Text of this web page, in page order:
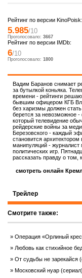
Рейтинг по версии KinoPoisk:
5.985/10
Проголосовало: 3667
Рейтинг по версии IMDb:
6/10
Проголосовало: 1800
Вадим Баранов снимает
за бутылкой коньяка.
времени - рейтинги
бывшим офицером КГБ
без харизмы должен
берется за невозможное -
который телевидение
рейдерские войны за
Березовского - каждый
становится
манипуляций - журналист
политических игр.
рассказать правду о том,
смотреть онлайн
Трейлер
Смотрите также:
Операция «Орлиный
Любовь как стихийное
От судьбы не зарекайся
Московский нуар (сериал)